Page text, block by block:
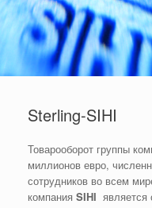
Sterling-SIHI
Товарооборот группы
миллионов евро,
сотрудников во всем
компания SIHI